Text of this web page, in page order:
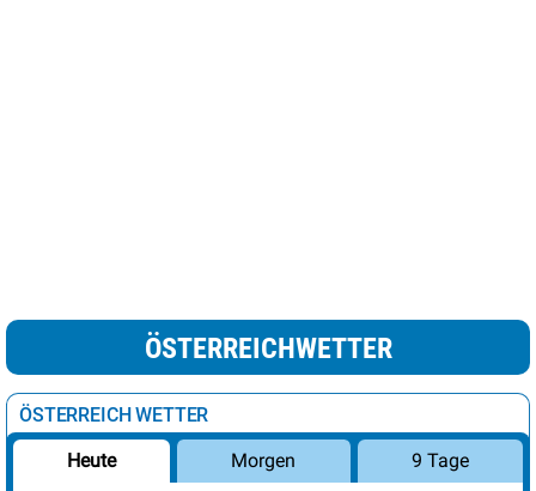
ÖSTERREICHWETTER
ÖSTERREICH WETTER
Heute Morgen 9 Tage